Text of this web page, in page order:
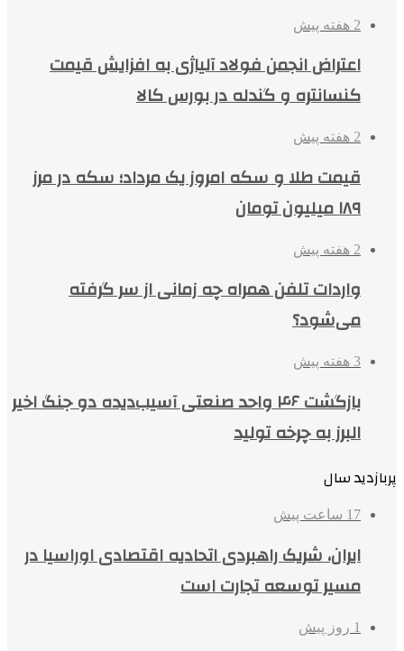
2 هفته پیش
اعتراض انجمن فولاد آلیاژی به افزایش قیمت
کنسانتره و گندله در بورس کالا
2 هفته پیش
قیمت طلا و سکه امروز یک مرداد؛ سکه در مرز
۱۸۹ میلیون تومان
2 هفته پیش
واردات تلفن همراه چه زمانی از سر گرفته
می‌شود؟
3 هفته پیش
بازگشت ۴۶ واحد صنعتی آسیب‌دیده دو جنگ اخیر
البرز به چرخه تولید
پربازدید سال
17 ساعت پیش
ایران، شریک راهبردی اتحادیه اقتصادی اوراسیا در
مسیر توسعه تجارت است
1 روز پیش